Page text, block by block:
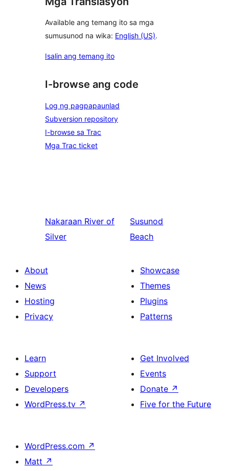
Available ang temang ito sa mga
sumusunod na wika: English (US).
Isalin ang temang ito
I-browse ang code
Log ng pagpapaunlad
Subversion repository
I-browse sa Trac
Mga Trac ticket
Nakaraan River of
Silver
Susunod
Beach
About
News
Hosting
Privacy
Showcase
Themes
Plugins
Patterns
Learn
Support
Developers
WordPress.tv ↗
Get Involved
Events
Donate ↗
Five for the Future
WordPress.com ↗
Matt ↗